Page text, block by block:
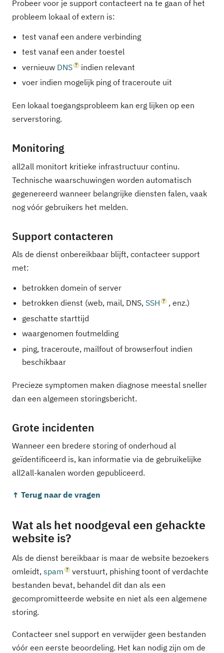
Probeer voor je support contacteert na te gaan of het
probleem lokaal of extern is:
test vanaf een andere verbinding
test vanaf een ander toestel
vernieuw DNS
indien relevant
voer indien mogelijk ping of traceroute uit
Een lokaal toegangsprobleem kan erg lijken op een
serverstoring.
Monitoring
all2all monitort kritieke infrastructuur continu.
Technische waarschuwingen worden automatisch
gegenereerd wanneer belangrijke diensten falen, vaak
nog vóór gebruikers het melden.
Support contacteren
Als de dienst onbereikbaar blijft, contacteer support
met:
betrokken domein of server
betrokken dienst (web, mail, DNS, SSH
, enz.)
geschatte starttijd
waargenomen foutmelding
ping, traceroute, mailfout of browserfout indien
beschikbaar
Precieze symptomen maken diagnose meestal sneller
dan een algemeen storingsbericht.
Grote incidenten
Wanneer een bredere storing of onderhoud al
geïdentificeerd is, kan informatie via de gebruikelijke
all2all-kanalen worden gepubliceerd.
↑ Terug naar de vragen
Wat als het noodgeval een gehackte
website is?
Als de dienst bereikbaar is maar de website bezoekers
omleidt, spam
verstuurt, phishing toont of verdachte
bestanden bevat, behandel dit dan als een
gecompromitteerde website en niet als een algemene
storing.
Contacteer snel support en verwijder geen bestanden
vóór een eerste beoordeling. Het kan nodig zijn om de